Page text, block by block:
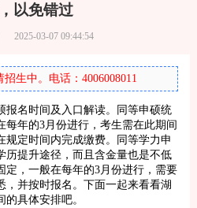
以免错过
2025-03-07 09:44:54
生中。电话：4006008011
报名时间及入口解读。同等申硕统
每年的3月份进行，考生需在此期间
规定时间内完成缴费。同等学力申
历提升途径，而且含金量也是不低
定，一般在每年的3月份进行，需要
，并按时报名。下面一起来看看湖
具体安排吧。